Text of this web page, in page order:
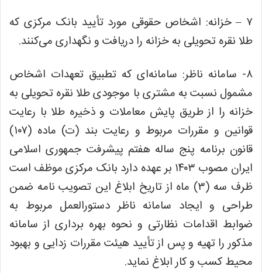
۷ – خزانه: اشخاص حقوقی مورد تأیید بانک مرکزی که
طلا نقره تحویلی به خزانه را دریافت و نگهداری می‌کنند.
۸- سامانه ناظر: سامانه‌ای که تطبیق تعهدات اشخاص
مشمول نسبت به مشتری با موجودی طلا نقره تحویلی به
خزانه را از طریق پایش معاملات و ذخیره طلا با رعایت
قوانین و مقررات مربوط و رعایت بند (ت) ماده (۱۰۷)
قانون برنامه پنج ساله هفتم پیشرفت جمهوری اسلامی
ایران مصوب ۱۴۰۳ بر عهده دارد بانک مرکزی موظف است
ظرف سه (۳) ماه از تاریخ ابلاغ این تصویب نامه ضمن
طراحی و ایجاد سامانه ناظر دستورالعمل مربوط به
ضوابط اقدامات نظارتی و نحوه بهره برداری از سامانه
مذکور را تهیه و پس از تأیید هیئت مقررات زدایی و بهبود
محیط کسب و کار ابلاغ نماید.